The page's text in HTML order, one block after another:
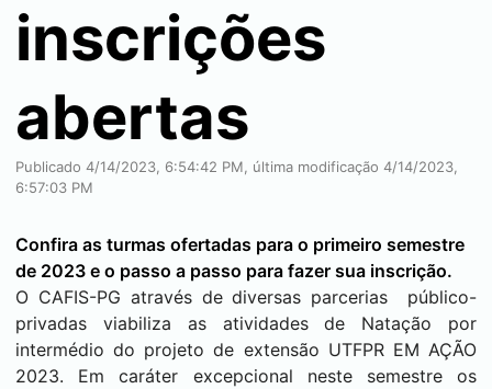
inscrições
abertas
Publicado 4/14/2023, 6:54:42 PM, última modificação 4/14/2023,
6:57:03 PM
Confira as turmas ofertadas para o primeiro semestre
de 2023 e o passo a passo para fazer sua inscrição.
O CAFIS-PG através de diversas parcerias público-
privadas viabiliza as atividades de Natação por
intermédio do projeto de extensão UTFPR EM AÇÃO
2023. Em caráter excepcional neste semestre os